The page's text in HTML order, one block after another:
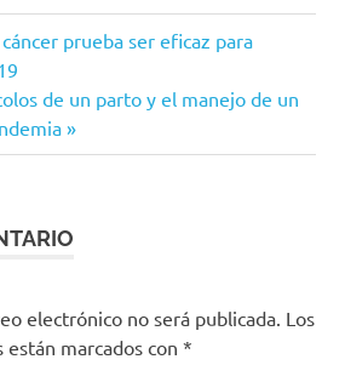
prueba ser eficaz para
de un parto y el manejo de un
electrónico no será publicada. Los
marcados con *